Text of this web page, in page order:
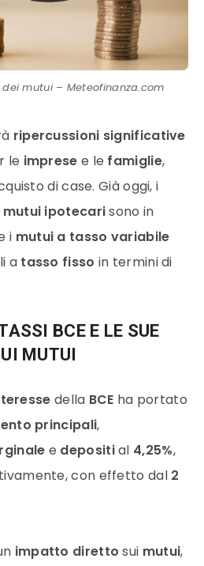
mutui – Meteofinanza.com
ripercussioni significative
le imprese e le famiglie,
di case. Già oggi, i
mutui ipotecarisono in
i mutui a tasso variabile
a tasso fisso in termini di
BCE E LE SUE
MUTUI
della BCE ha portato
principali,
e depositial 4,25%,
con effetto dal 2
impatto diretto sui mutui,